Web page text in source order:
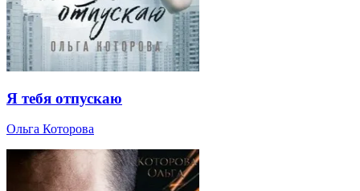
Я тебя отпускаю
Ольга Которова